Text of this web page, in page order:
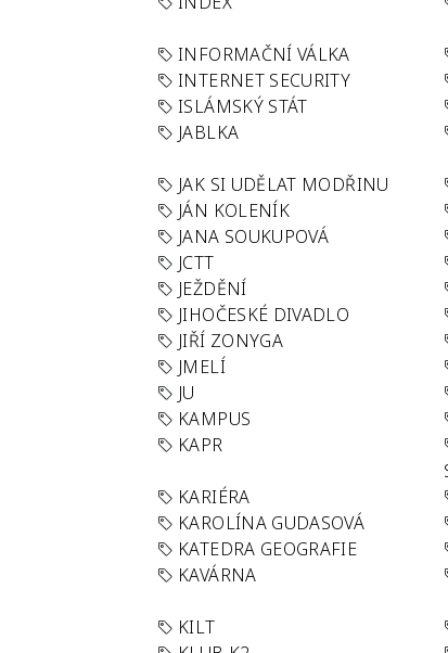
INFORMAČNÍ VÁLKA
INTERNET SECURITY
ISLÁMSKÝ STÁT
JABLKA
JAK SI UDĚLAT MODŘINU
JÁN KOLENÍK
JANA SOUKUPOVÁ
JCTT
JEŽDĚNÍ
JIHOČESKÉ DIVADLO
JIŘÍ ZONYGA
JMELÍ
JU
KAMPUS
KAPR
KARIÉRA
KAROLÍNA GUDASOVÁ
KATEDRA GEOGRAFIE
KAVÁRNA
KILT